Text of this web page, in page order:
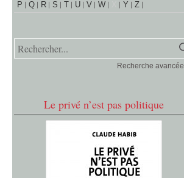
P
Q R S T U V W Y Z
Recherche avancée
Le privé n’est pas politique